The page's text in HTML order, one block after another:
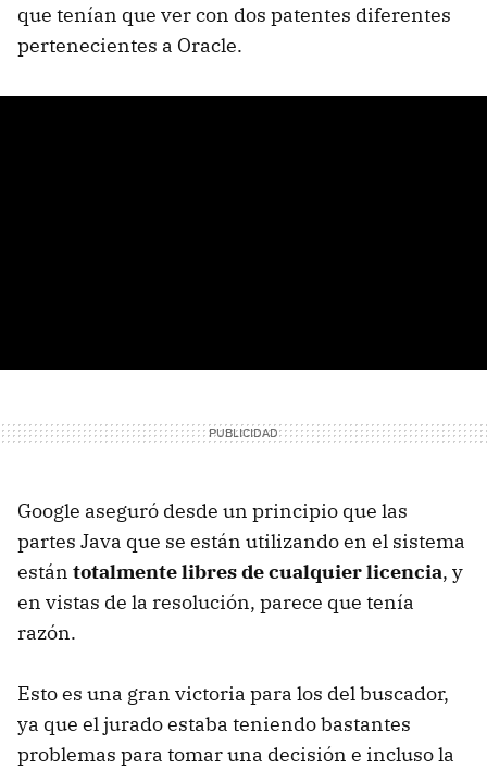
que tenían que ver con dos patentes diferentes
pertenecientes a Oracle.
Google aseguró desde un principio que las
partes Java que se están utilizando en el sistema
están totalmente libres de cualquier licencia, y
en vistas de la resolución, parece que tenía
razón.
Esto es una gran victoria para los del buscador,
ya que el jurado estaba teniendo bastantes
problemas para tomar una decisión e incluso la